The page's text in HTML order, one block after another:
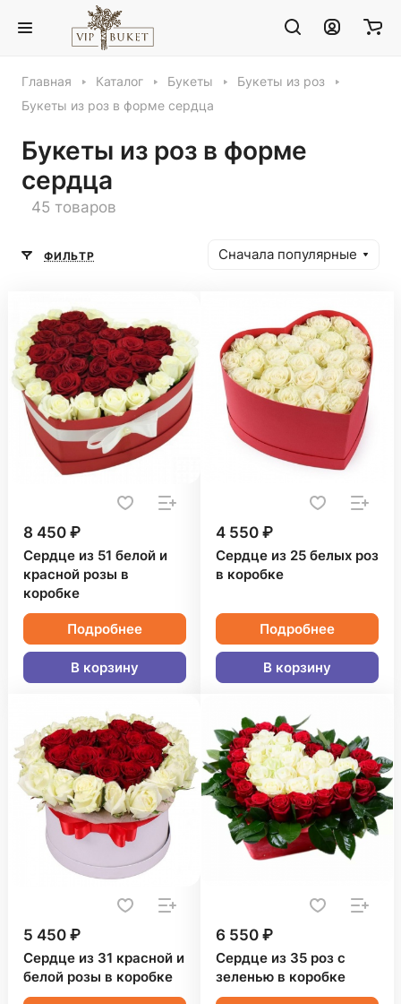
Главная Каталог Букеты
Букеты из роз
Букеты из роз в форме сердца
Букеты из роз в форме
сердца
45 товаров
ФИЛЬТР Сначала популярные
8 450 ₽
Сердце из 51 белой и
красной розы в
коробке
Подробнее
В корзину
4 550 ₽
Сердце из 25 белых роз
в коробке
Подробнее
В корзину
5 450 ₽
Сердце из 31 красной и
белой розы в коробке
6 550 ₽
Сердце из 35 роз с
зеленью в коробке